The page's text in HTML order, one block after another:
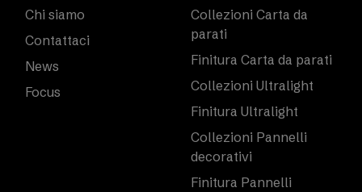
Chi siamo
Contattaci
News
Focus
Collezioni Carta da
parati
Finitura Carta da parati
Collezioni Ultralight
Finitura Ultralight
Collezioni Pannelli
decorativi
Finitura Pannelli